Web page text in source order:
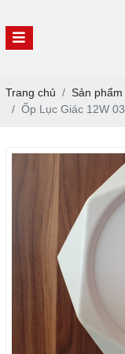
Trang chủ Sản phẩm
Ốp Lục Giác 12W